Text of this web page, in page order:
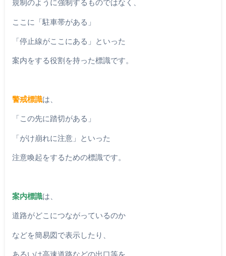
規制のように強制するものではなく、
ここに「駐車帯がある」
「停止線がここにある」といった
案内をする役割を持った標識です。
警戒標識は、
「この先に踏切がある」
「がけ崩れに注意」といった
注意喚起をするための標識です。
案内標識は、
道路がどこにつながっているのか
などを簡易図で表示したり、
あるいは高速道路などの出口等を